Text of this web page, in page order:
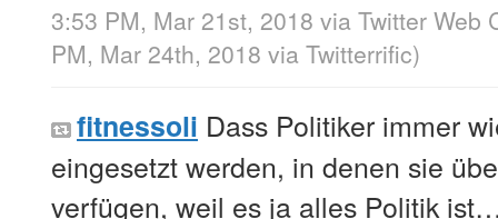
3:53 PM, Mar 21st, 2018 via Twitter Web
PM, Mar 24th, 2018 via Twitterrific)
fitnessoli Dass Politiker immer
eingesetzt werden, in denen sie
verfügen, weil es ja alles Politik